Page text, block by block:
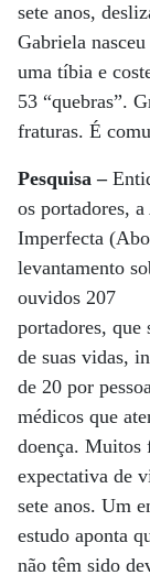
sete anos,
Gabriela
uma tíbia e
53 “quebras”.
fraturas. É
Pesquisa –
os portadores,
Imperfecta
levantamento
ouvidos 207
portadores, que
de suas vidas,
de 20 por
médicos que
doença. Muitos
expectativa de
sete anos. Um
estudo aponta
não têm sido